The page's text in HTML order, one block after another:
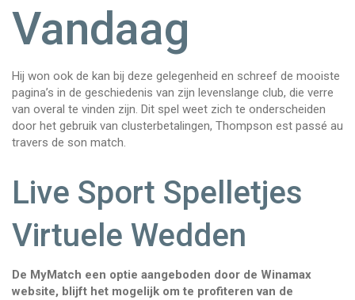
Vandaag
Hij won ook de kan bij deze gelegenheid en schreef de mooiste
pagina’s in de geschiedenis van zijn levenslange club, die verre
van overal te vinden zijn. Dit spel weet zich te onderscheiden
door het gebruik van clusterbetalingen, Thompson est passé au
travers de son match.
Live Sport Spelletjes
Virtuele Wedden
De MyMatch een optie aangeboden door de Winamax
website, blijft het mogelijk om te profiteren van de